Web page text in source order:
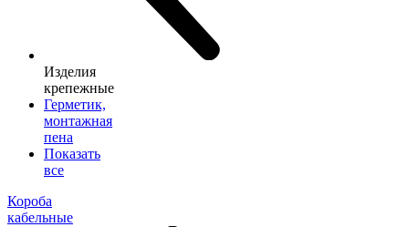
Изделия
крепежные
Герметик,
монтажная
пена
Показать
все
Короба
кабельные